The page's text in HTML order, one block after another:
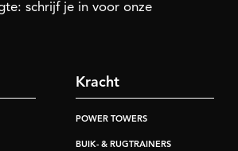
schrijf je in voor onze
Kracht
POWER TOWERS
BUIK- & RUGTRAINERS